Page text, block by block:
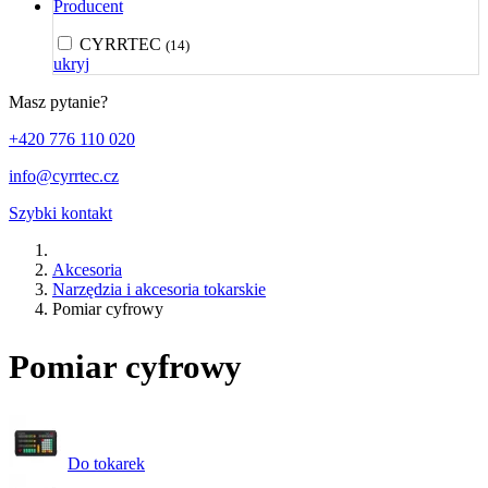
Producent
CYRRTEC (14)
ukryj
Masz pytanie?
+420 776 110 020
info@cyrrtec.cz
Szybki kontakt
Akcesoria
Narzędzia i akcesoria tokarskie
Pomiar cyfrowy
Pomiar cyfrowy
Do tokarek